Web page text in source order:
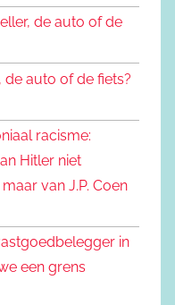
de auto of de
de auto of de fiets?
racisme:
Hitler niet
van J.P. Coen
in
een grens